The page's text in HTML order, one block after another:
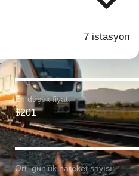
7 istasyon
En düşük fiyat:
$201
Ort. günlük hareket sayısı: